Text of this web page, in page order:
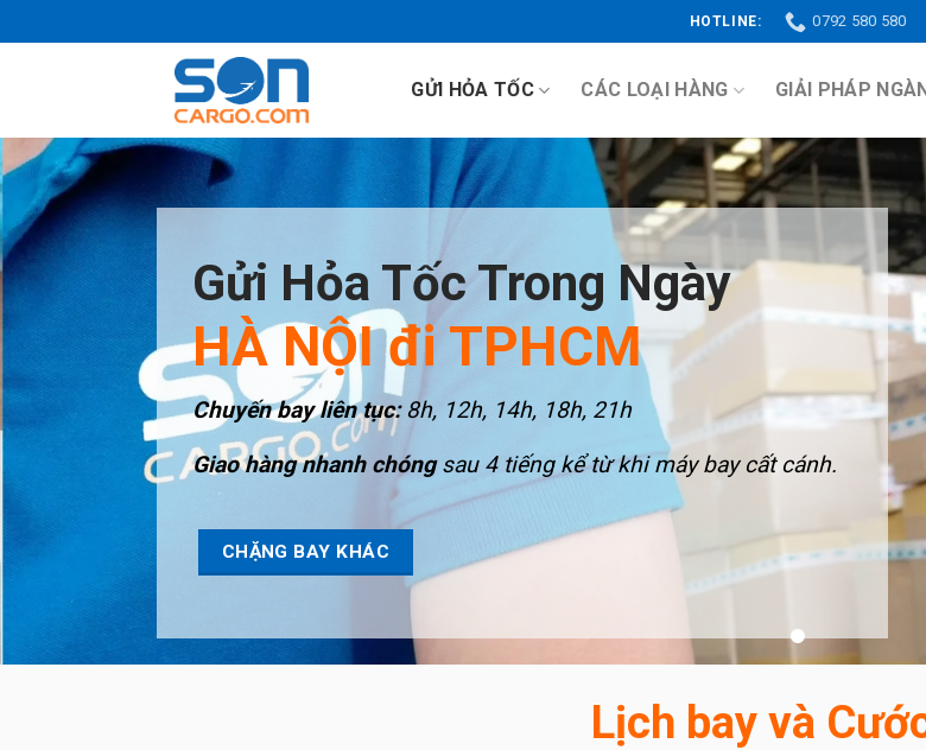
to
HOTLINE: 0792 580 580
GỬI HỎA TỐC CÁC LOẠI HÀNG GIẢI PHÁP
Gửi Hỏa Tốc Trong Ngày
HÀ NỘI đi TPHCM
Chuyến bay liên tục:8h, 12h, 14h, 18h, 21h
Giao hàng nhanh chóngsau 4 tiếng kể từ khi máy bay cất cánh.
CHẶNG BAY KHÁC
Lịch bay và